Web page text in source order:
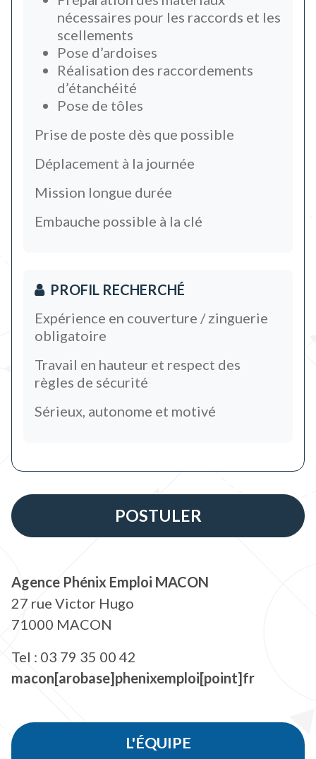
nécessaires pour les raccords et les
scellements
Pose d’ardoises
Réalisation des raccordements
d’étanchéité
Pose de tôles
Prise de poste dès que possible
Déplacement à la journée
Mission longue durée
Embauche possible à la clé
PROFIL RECHERCHÉ
Expérience en couverture / zinguerie
obligatoire
Travail en hauteur et respect des
règles de sécurité
Sérieux, autonome et motivé
POSTULER
Agence Phénix Emploi MACON
27 rue Victor Hugo
71000 MACON
Tel : 03 79 35 00 42
macon[arobase]phenixemploi[point]fr
L'ÉQUIPE